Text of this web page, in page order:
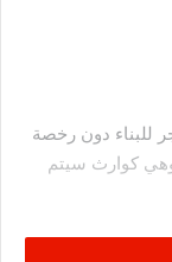
للبناء دون رخصة
كوارث سيتم